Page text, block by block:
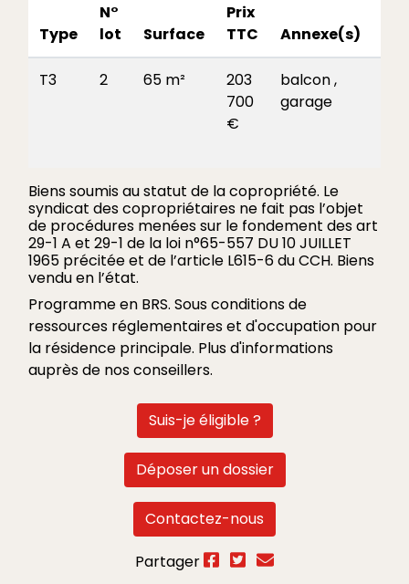
Type
N°
lot
Surface
Prix
TTC
Annexe(s)
T3 2 65 m²
203
700
€
balcon ,
garage
Biens soumis au statut de la copropriété. Le
syndicat des copropriétaires ne fait pas l’objet
de procédures menées sur le fondement des art
29-1 A et 29-1 de la loi n°65-557 DU 10 JUILLET
1965 précitée et de l’article L615-6 du CCH. Biens
vendu en l’état.
Programme en BRS. Sous conditions de
ressources réglementaires et d'occupation pour
la résidence principale. Plus d'informations
auprès de nos conseillers.
Suis-je éligible ?
Déposer un dossier
Contactez-nous
Partager